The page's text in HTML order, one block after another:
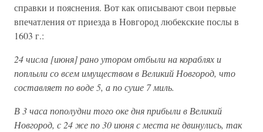
справки и пояснения. Вот как описывают свои первые
впечатления от приезда в Новгород любекские послы в
1603 г.:
24 числа [июня] рано утором отбыли на кораблях и
поплыли со всем имуществом в Великий Новгород, что
составляет по воде 5, а по суше 7 миль.
В 3 часа пополудни того оке дня прибыли в Великий
Новгород, с 24 же по 30 июня с места не двинулись, так